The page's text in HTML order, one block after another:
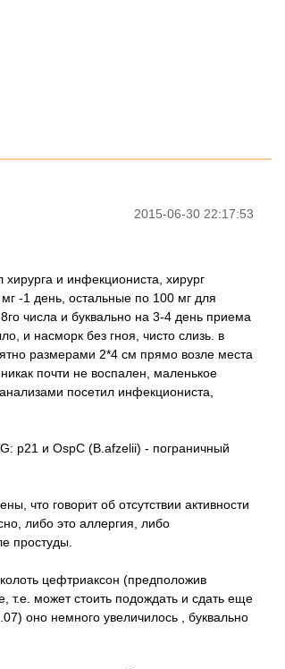
2015-06-30 22:17:53
и инфекциониста, хирург
-1 день, остальные по 100 мг для
числа и буквально на 3-4 день приема
и насморк без гноя, чисто слизь. в
размерами 2*4 см прямо возле места
почти не воспален, маленькое
посетил инфекциониста,
p21 и OspC (B.afzelii) - пограничный
что говорит об отсутствии активности
либо это аллергия, либо
простуды.
цефтриаксон (предположив
т.е. может стоить подождать и сдать еще
оно немного увеличилось , буквально